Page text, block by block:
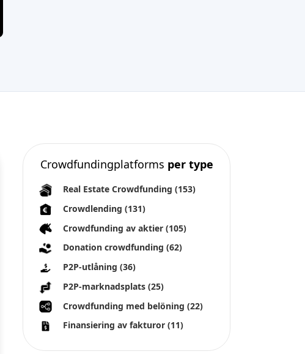
Crowdfundingplatforms per type
Real Estate Crowdfunding (153)
Crowdlending (131)
Crowdfunding av aktier (105)
Donation crowdfunding (62)
P2P-utlåning (36)
P2P-marknadsplats (25)
Crowdfunding med belöning (22)
Finansiering av fakturor (11)